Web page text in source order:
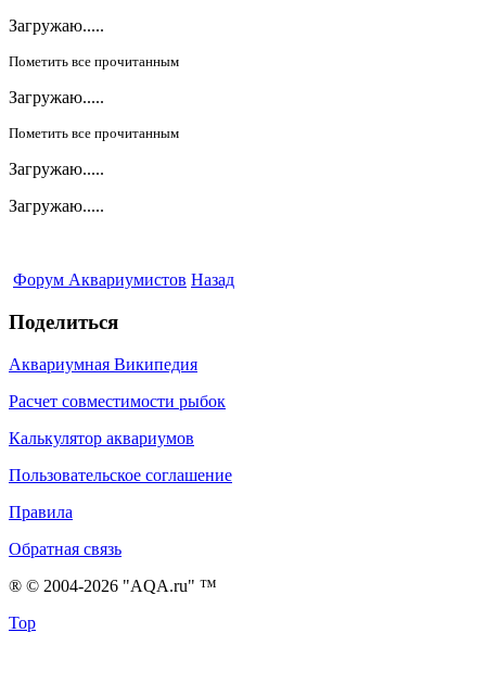
Загружаю.....
Пометить все прочитанным
Загружаю.....
Пометить все прочитанным
Загружаю.....
Загружаю.....
Форум Аквариумистов Назад
Поделиться
Аквариумная Википедия
Расчет совместимости рыбок
Калькулятор аквариумов
Пользовательское соглашение
Правила
Обратная связь
® © 2004-2026 "AQA.ru" ™
Top